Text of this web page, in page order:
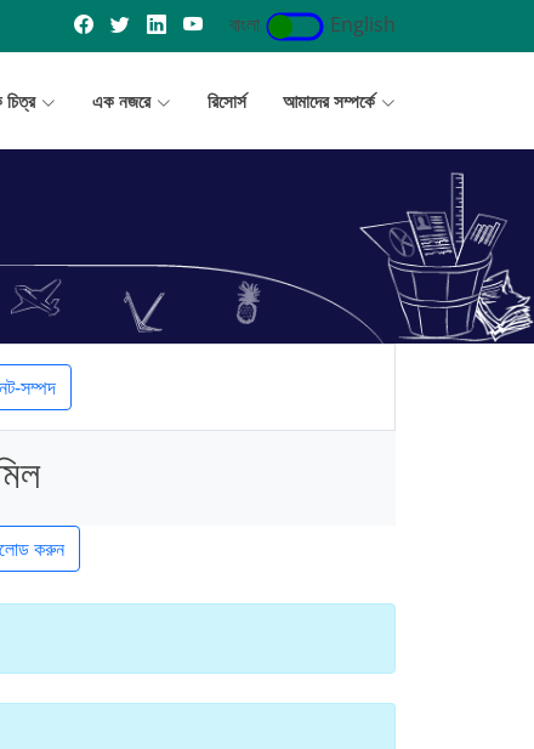
বাংলা English
চিত্র এক নজরে রিসোর্স আমাদের সম্পর্কে
সম্পদ
করুন